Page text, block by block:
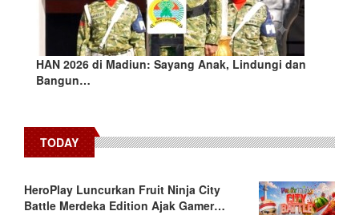
HAN 2026 di Madiun: Sayang Anak, Lindungi dan
Bangun…
TODAY
HeroPlay Luncurkan Fruit Ninja City
Battle Merdeka Edition Ajak Gamer…